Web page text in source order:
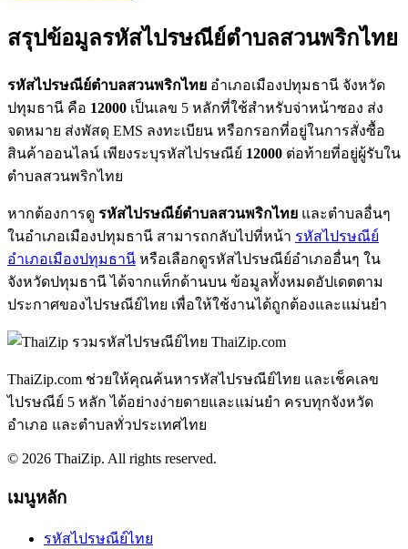
สรุปข้อมูลรหัสไปรษณีย์ตำบลสวนพริกไทย
รหัสไปรษณีย์ตำบลสวนพริกไทย อำเภอเมืองปทุมธานี จังหวัด
ปทุมธานี คือ 12000 เป็นเลข 5 หลักที่ใช้สำหรับจ่าหน้าซอง ส่ง
จดหมาย ส่งพัสดุ EMS ลงทะเบียน หรือกรอกที่อยู่ในการสั่งซื้อ
สินค้าออนไลน์ เพียงระบุรหัสไปรษณีย์ 12000 ต่อท้ายที่อยู่ผู้รับใน
ตำบลสวนพริกไทย
หากต้องการดู รหัสไปรษณีย์ตำบลสวนพริกไทย และตำบลอื่นๆ
ในอำเภอเมืองปทุมธานี สามารถกลับไปที่หน้า รหัสไปรษณีย์
อำเภอเมืองปทุมธานี หรือเลือกดูรหัสไปรษณีย์อำเภออื่นๆ ใน
จังหวัดปทุมธานี ได้จากแท็กด้านบน ข้อมูลทั้งหมดอัปเดตตาม
ประกาศของไปรษณีย์ไทย เพื่อให้ใช้งานได้ถูกต้องและแม่นยำ
ThaiZip.com
ThaiZip.com ช่วยให้คุณค้นหารหัสไปรษณีย์ไทย และเช็คเลข
ไปรษณีย์ 5 หลัก ได้อย่างง่ายดายและแม่นยำ ครบทุกจังหวัด
อำเภอ และตำบลทั่วประเทศไทย
© 2026 ThaiZip. All rights reserved.
เมนูหลัก
รหัสไปรษณีย์ไทย